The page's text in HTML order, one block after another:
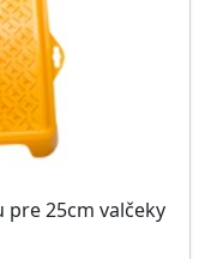
pre 25cm valčeky